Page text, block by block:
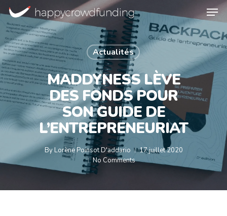
to
main
content
Actualités
MADDYNESS LÈVE
DES FONDS POUR
SON GUIDE DE
L’ENTREPRENEURIAT
ByLorène Poinsot D'addario
17 juillet 2020
No Comments
Close
Menu